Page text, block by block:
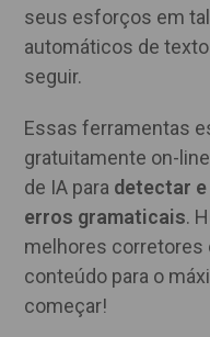
seus esforços em
automáticos de
seguir.
Essas ferramentas
gratuitamente on-
de IA para detectar
erros gramaticais.
melhores corretores
conteúdo para o
começar!